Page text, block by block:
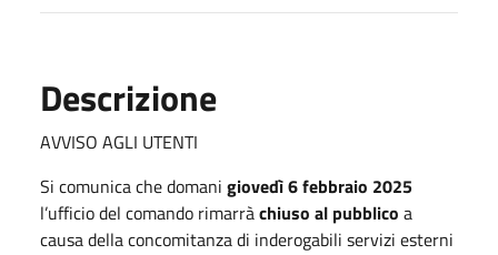
Descrizione
AVVISO AGLI UTENTI
Si comunica che domani giovedì 6 febbraio 2025
l’ufficio del comando rimarràchiuso al pubblico a
causa della concomitanza di inderogabili servizi esterni